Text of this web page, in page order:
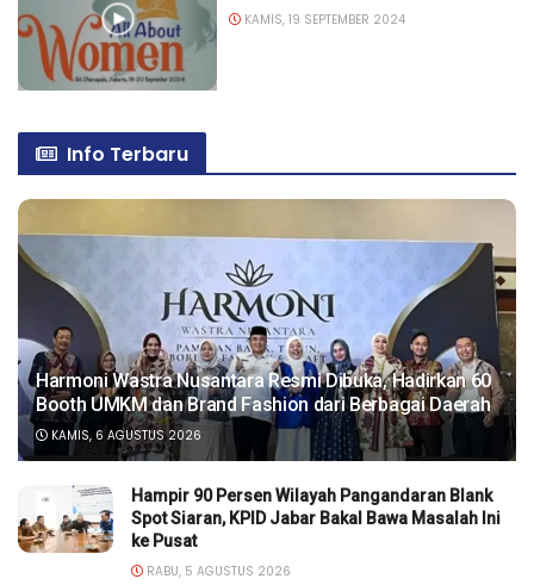
KAMIS, 19 SEPTEMBER 2024
Info Terbaru
Harmoni Wastra Nusantara Resmi Dibuka, Hadirkan 60
Booth UMKM dan Brand Fashion dari Berbagai Daerah
KAMIS, 6 AGUSTUS 2026
Hampir 90 Persen Wilayah Pangandaran Blank
Spot Siaran, KPID Jabar Bakal Bawa Masalah Ini
ke Pusat
RABU, 5 AGUSTUS 2026